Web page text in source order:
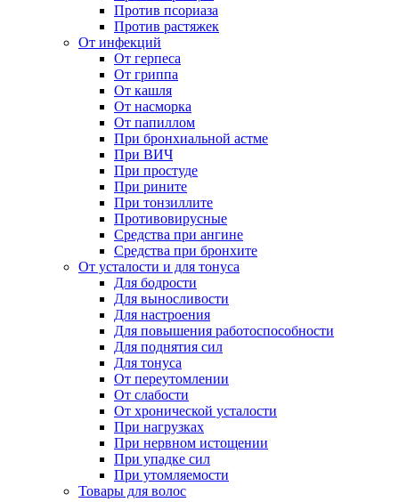
Против псориаза
Против растяжек
От инфекций
От герпеса
От гриппа
От кашля
От насморка
От папиллом
При бронхиальной астме
При ВИЧ
При простуде
При рините
При тонзиллите
Противовирусные
Средства при ангине
Средства при бронхите
От усталости и для тонуса
Для бодрости
Для выносливости
Для настроения
Для повышения работоспособности
Для поднятия сил
Для тонуса
От переутомлении
От слабости
От хронической усталости
При нагрузках
При нервном истощении
При упадке сил
При утомляемости
Товары для волос